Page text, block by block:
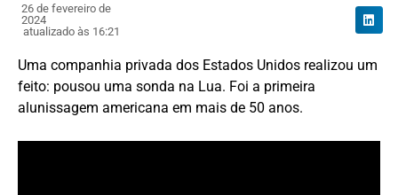
26 de fevereiro de
2024
atualizado às 16:21
Uma companhia privada dos Estados Unidos realizou um
feito: pousou uma sonda na Lua. Foi a primeira
alunissagem americana em mais de 50 anos.